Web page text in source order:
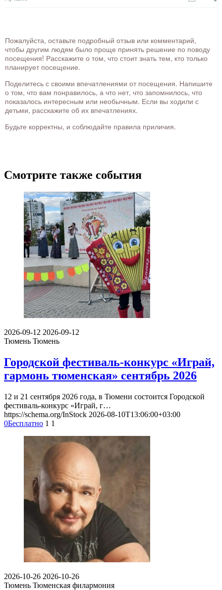
Пожалуйста, оставьте подробный отзыв или комментарий,
чтобы другим людям было проще принять решение по поводу
посещения! Расскажите о том, что стоит знать тем, кто только
планирует посещение.
Поделитесь с своими впечатлениями от посещения. Напишите
о том, что вам понравилось, а что нет, что запомнилось, что
показалось интересным или необычным. Если вы ходили с
детьми, расскажите об их впечатлениях.
Будьте корректны, и соблюдайте правила приличия.
Смотрите также события
2026-09-12 2026-09-12
Тюмень Тюмень
Городской фестиваль-конкурс «Играй,
гармонь тюменская» сентябрь 2026
12 и 21 сентября 2026 года, в Тюмени состоится Городской
фестиваль-конкурс «Играй, г…
https://schema.org/InStock 2026-08-10T13:06:00+03:00
0Бесплатно 1 1
2026-10-26 2026-10-26
Тюмень Тюменская филармония